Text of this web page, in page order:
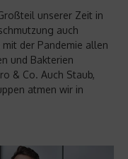
unserer Zeit in
auch
der Pandemie allen
und Bakterien
& Co. Auch Staub,
atmen wir in